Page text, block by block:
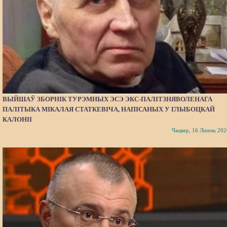
ВЫЙШАЎ ЗБОРНІК ТУРЭМНЫХ ЭСЭ ЭКС-ПАЛІТЗНЯВОЛЕНАГА
ПАЛІТЫКА МІКАЛАЯ СТАТКЕВІЧА, НАПІСАНЫХ У ГЛЫБОЦКАЙ
КАЛОНІІ
Чацвер, 16 Ліпень